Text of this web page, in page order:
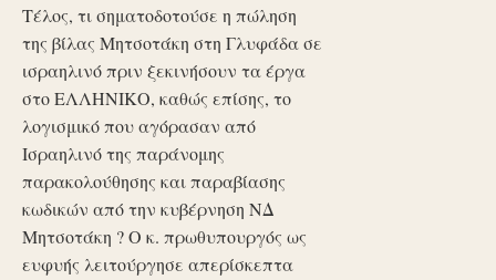
Τέλος, τι σηματοδοτούσε η πώληση
της βίλας Μητσοτάκη στη Γλυφάδα σε
ισραηλινό πριν ξεκινήσουν τα έργα
στο ΕΛΛΗΝΙΚΟ, καθώς επίσης, το
λογισμικό που αγόρασαν από
Ισραηλινό της παράνομης
παρακολούθησης και παραβίασης
κωδικών από την κυβέρνηση ΝΔ
Μητσοτάκη ? Ο κ. πρωθυπουργός ως
ευφυής λειτούργησε απερίσκεπτα